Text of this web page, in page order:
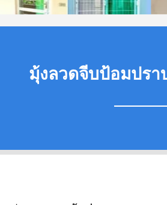
มุ้งลวดจีบป้อมปรา